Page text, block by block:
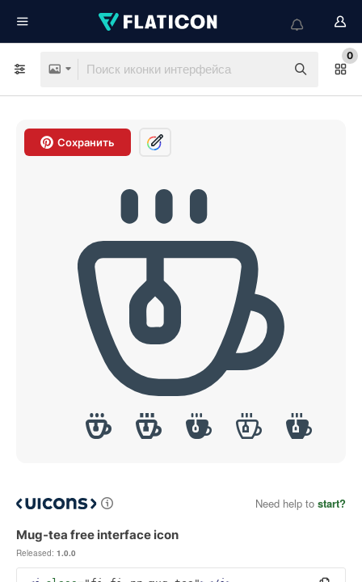
0
Сохранить
Need help to start?
Mug-tea free interface icon
Released: 1.0.0